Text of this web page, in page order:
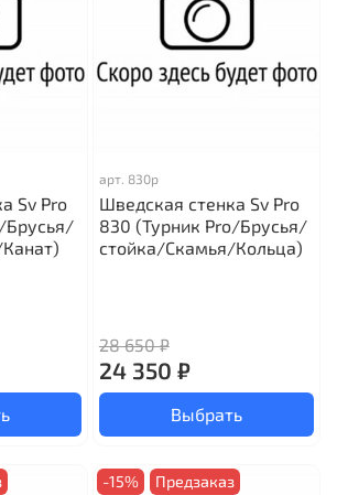
Sv Pro
Брусья/
арт. 830р
Шведская стенка Sv Pro
830 (Турник Pro/Брусья/
стойка/Скамья/Кольца)
28 650 ₽
24 350 ₽
Выбрать
-15% Предзаказ